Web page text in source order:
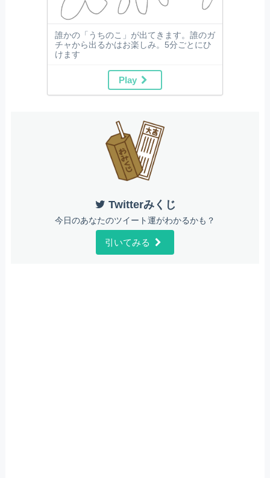
誰かの「うちのこ」が出てきます。誰のガ
チャから出るかはお楽しみ。5分ごとにひ
けます
Play
Twitterみくじ
今日のあなたのツイート運がわかるかも？
引いてみる